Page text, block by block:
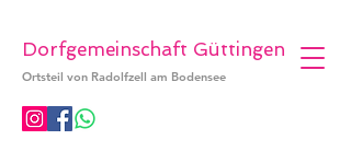
Dorfgemeinschaft Güttingen
Ortsteil von Radolfzell am Bodensee